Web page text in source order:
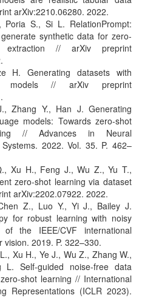
arXiv:2210.06280. 2022.
S., Si L. RelationPrompt:
synthetic data for zero-
// arXiv preprint
H. Generating datasets with
models // arXiv preprint
Zhang Y., Han J. Generating
models: Towards zero-shot
// Advances in Neural
2022. Vol. 35. P. 462–
Xu H., Feng J., Wu Z., Yu T.,
zero-shot learning via dataset
arXiv:2202.07922. 2022.
Z., Luo Y., Yi J., Bailey J.
for robust learning with noisy
the IEEE/CVF international
2019. P. 322–330.
Xu H., Ye J., Wu Z., Zhang W.,
Self-guided noise-free data
shot learning // International
Representations (ICLR 2023).